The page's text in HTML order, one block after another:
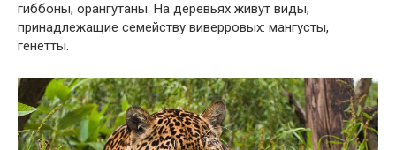
гиббоны, орангутаны. На деревьях живут виды,
принадлежащие семейству виверровых: мангусты,
генетты.